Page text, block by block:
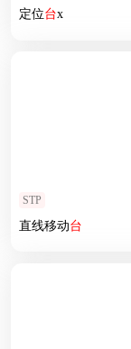
定位台x
STP
直线移动台